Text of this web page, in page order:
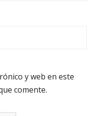
y web en este
comente.